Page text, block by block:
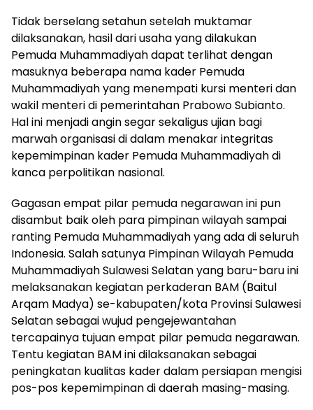
Tidak berselang setahun setelah muktamar
dilaksanakan, hasil dari usaha yang dilakukan
Pemuda Muhammadiyah dapat terlihat dengan
masuknya beberapa nama kader Pemuda
Muhammadiyah yang menempati kursi menteri dan
wakil menteri di pemerintahan Prabowo Subianto.
Hal ini menjadi angin segar sekaligus ujian bagi
marwah organisasi di dalam menakar integritas
kepemimpinan kader Pemuda Muhammadiyah di
kanca perpolitikan nasional.
Gagasan empat pilar pemuda negarawan ini pun
disambut baik oleh para pimpinan wilayah sampai
ranting Pemuda Muhammadiyah yang ada di seluruh
Indonesia. Salah satunya Pimpinan Wilayah Pemuda
Muhammadiyah Sulawesi Selatan yang baru-baru ini
melaksanakan kegiatan perkaderan BAM (Baitul
Arqam Madya) se-kabupaten/kota Provinsi Sulawesi
Selatan sebagai wujud pengejewantahan
tercapainya tujuan empat pilar pemuda negarawan.
Tentu kegiatan BAM ini dilaksanakan sebagai
peningkatan kualitas kader dalam persiapan mengisi
pos-pos kepemimpinan di daerah masing-masing.